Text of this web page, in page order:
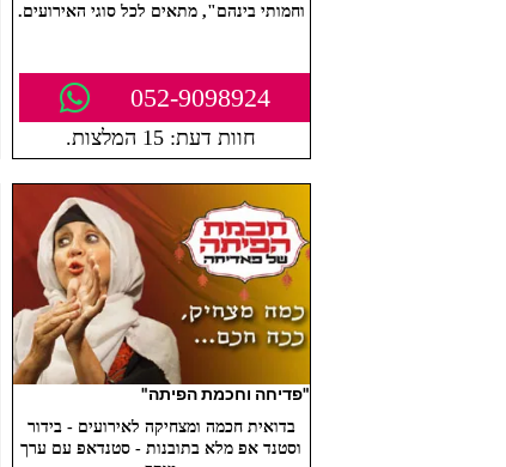
וחמותי בינהם", מתאים לכל סוגי האירועים.
052-9098924
חוות דעת: 15 המלצות.
"פדיחה וחכמת הפיתה"
בדואית חכמה ומצחיקה לאירועים - בידור
וסטנד אפ מלא בתובנות - סטנדאפ עם ערך